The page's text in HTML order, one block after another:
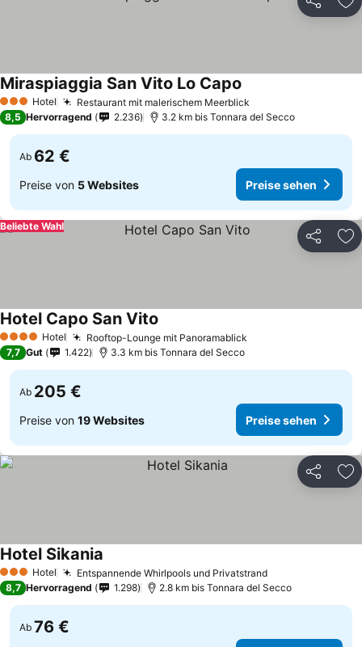
Teilen
3 SterneHotel Restaurant mit malerischem Meerblick
Miraspiaggia San Vito Lo Capo
8,5 Hervorragend 2.236 3.2 km bis Tonnara del Secco
Ab 62 €
Preise von 5 Websites Preise sehen
Teilen
Beliebte Wahl
4 Sterne Hotel Rooftop-Lounge mit Panoramablick
Hotel Capo San Vito
7,7 Gut 1.422 3.3 km bis Tonnara del Secco
Ab 205 €
Preise von 19 Websites Preise sehen
Teilen
3 SterneHotel Entspannende Whirlpools und Privatstrand
Hotel Sikania
8,7 Hervorragend 1.298 2.8 km bis Tonnara del Secco
Ab 76 €